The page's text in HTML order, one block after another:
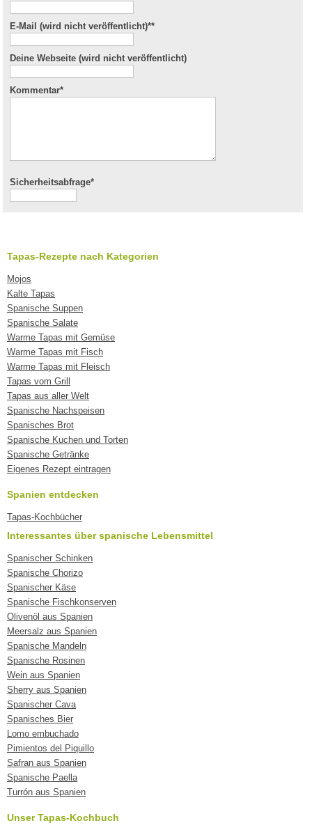
E-Mail (wird nicht veröffentlicht)**
Deine Webseite (wird nicht veröffentlicht)
Kommentar*
Sicherheitsabfrage*
Tapas-Rezepte nach Kategorien
Mojos
Kalte Tapas
Spanische Suppen
Spanische Salate
Warme Tapas mit Gemüse
Warme Tapas mit Fisch
Warme Tapas mit Fleisch
Tapas vom Grill
Tapas aus aller Welt
Spanische Nachspeisen
Spanisches Brot
Spanische Kuchen und Torten
Spanische Getränke
Eigenes Rezept eintragen
Spanien entdecken
Tapas-Kochbücher
Interessantes über spanische Lebensmittel
Spanischer Schinken
Spanische Chorizo
Spanischer Käse
Spanische Fischkonserven
Olivenöl aus Spanien
Meersalz aus Spanien
Spanische Mandeln
Spanische Rosinen
Wein aus Spanien
Sherry aus Spanien
Spanischer Cava
Spanisches Bier
Lomo embuchado
Pimientos del Piquillo
Safran aus Spanien
Spanische Paella
Turrón aus Spanien
Unser Tapas-Kochbuch